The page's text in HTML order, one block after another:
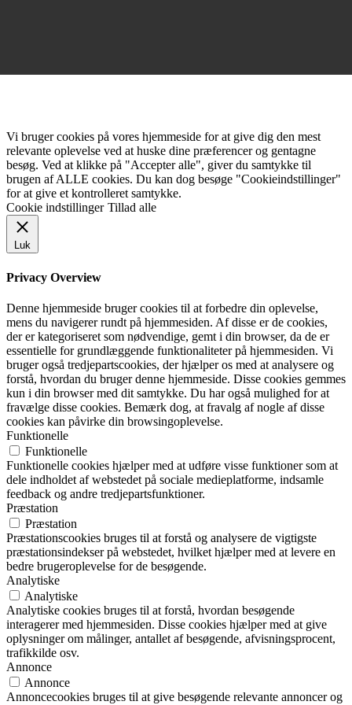
Vi bruger cookies på vores hjemmeside for at give dig den mest
relevante oplevelse ved at huske dine præferencer og gentagne
besøg. Ved at klikke på "Accepter alle", giver du samtykke til
brugen af ALLE cookies. Du kan dog besøge "Cookieindstillinger"
for at give et kontrolleret samtykke.
Cookie indstillinger Tillad alle
Luk
Privacy Overview
Denne hjemmeside bruger cookies til at forbedre din oplevelse,
mens du navigerer rundt på hjemmesiden. Af disse er de cookies,
der er kategoriseret som nødvendige, gemt i din browser, da de er
essentielle for grundlæggende funktionaliteter på hjemmesiden. Vi
bruger også tredjepartscookies, der hjælper os med at analysere og
forstå, hvordan du bruger denne hjemmeside. Disse cookies gemmes
kun i din browser med dit samtykke. Du har også mulighed for at
fravælge disse cookies. Bemærk dog, at fravalg af nogle af disse
cookies kan påvirke din browsingoplevelse.
Funktionelle
Funktionelle
Funktionelle cookies hjælper med at udføre visse funktioner som at
dele indholdet af webstedet på sociale medieplatforme, indsamle
feedback og andre tredjepartsfunktioner.
Præstation
Præstation
Præstationscookies bruges til at forstå og analysere de vigtigste
præstationsindekser på webstedet, hvilket hjælper med at levere en
bedre brugeroplevelse for de besøgende.
Analytiske
Analytiske
Analytiske cookies bruges til at forstå, hvordan besøgende
interagerer med hjemmesiden. Disse cookies hjælper med at give
oplysninger om målinger, antallet af besøgende, afvisningsprocent,
trafikkilde osv.
Annonce
Annonce
Annoncecookies bruges til at give besøgende relevante annoncer og